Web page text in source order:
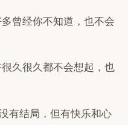
曾经你不知道，也不会
久很久都不会想起，也
有结局，但有快乐和心